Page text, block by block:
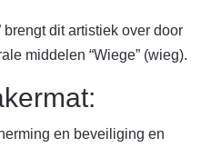
brengt dit artistiek over door
middelen “Wiege” (wieg).
en beveiliging en